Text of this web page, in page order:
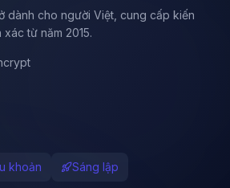
dành cho người Việt, cung cấp kiến
từ năm 2015.
khoản Sáng lập